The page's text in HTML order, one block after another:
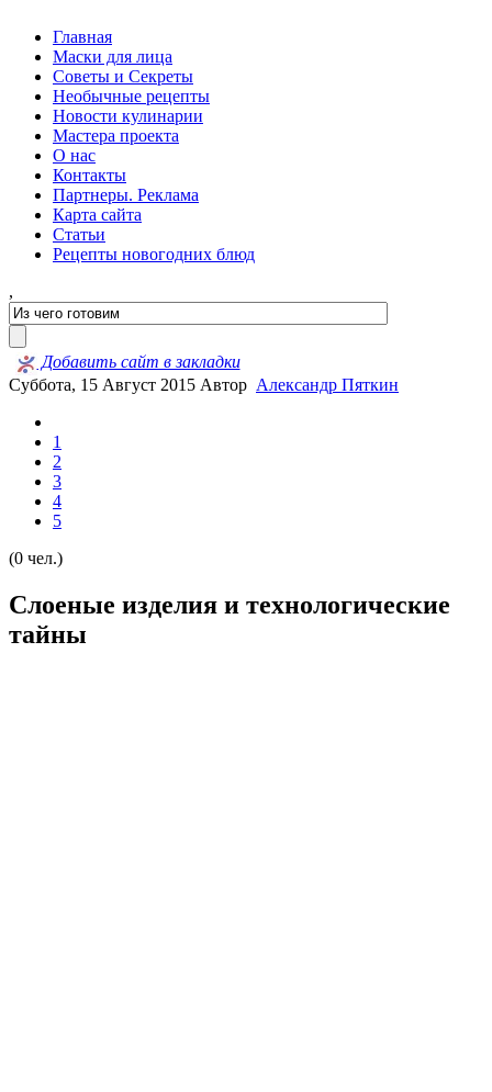
Главная
Маски для лица
Советы и Секреты
Необычные рецепты
Новости кулинарии
Мастера проекта
О нас
Контакты
Партнеры. Реклама
Карта сайта
Статьи
Рецепты новогодних блюд
,
Добавить сайт в закладки
Суббота, 15 Август 2015 Автор Александр Пяткин
1
2
3
4
5
(0 чел.)
Слоеные изделия и технологические
тайны